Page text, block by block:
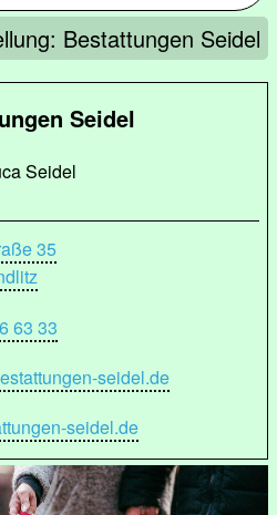
Bestattungen Seidel
Seidel
Seidel
35
63 33
seidel.de
seidel.de